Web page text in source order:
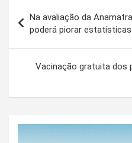
de
Post
Na avaliação da
poderá piorar
Vacinação gratuita dos